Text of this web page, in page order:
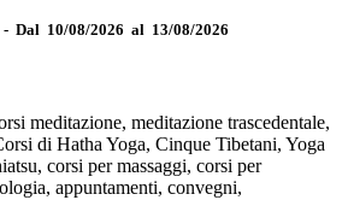
- Dal 10/08/2026 al 13/08/2026
meditazione, meditazione trascedentale,
di Hatha Yoga, Cinque Tibetani, Yoga
corsi per massaggi, corsi per
appuntamenti, convegni,